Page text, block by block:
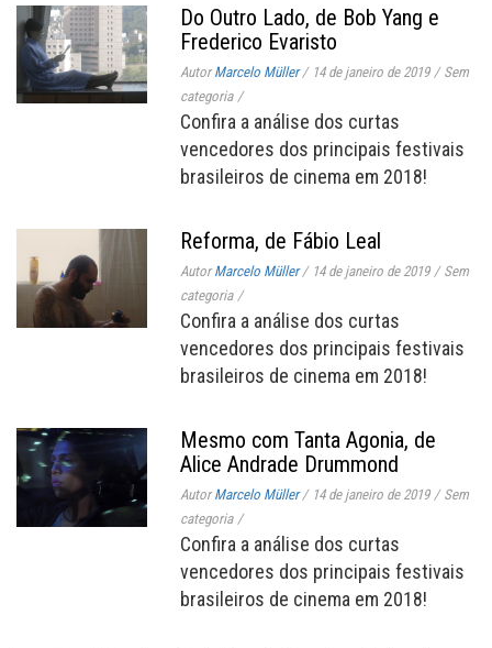
Do Outro Lado, de Bob Yang e
Frederico Evaristo
AutorMarcelo Müller / 14 de janeiro de 2019 / Sem
categoria /
Confira a análise dos curtas
vencedores dos principais festivais
brasileiros de cinema em 2018!
Reforma, de Fábio Leal
AutorMarcelo Müller / 14 de janeiro de 2019 / Sem
categoria /
Confira a análise dos curtas
vencedores dos principais festivais
brasileiros de cinema em 2018!
Mesmo com Tanta Agonia, de
Alice Andrade Drummond
AutorMarcelo Müller / 14 de janeiro de 2019 / Sem
categoria /
Confira a análise dos curtas
vencedores dos principais festivais
brasileiros de cinema em 2018!